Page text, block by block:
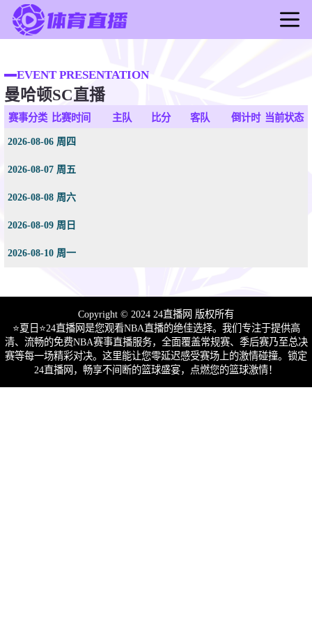
足球直播
篮球直播
足球录像
篮球新闻
EVENT PRESENTATION
曼哈顿SC直播
赛事分类 比赛时间 主队 比分 客队 倒计时 当前状态
2026-08-06 周四
2026-08-07 周五
2026-08-08 周六
2026-08-09 周日
2026-08-10 周一
Copyright © 2024 24直播网 版权所有
⭐️夏日⭐24直播网是您观看NBA直播的绝佳选择。我们专注于提供高
清、流畅的免费NBA赛事直播服务，全面覆盖常规赛、季后赛乃至总决
赛等每一场精彩对决。这里能让您零延迟感受赛场上的激情碰撞。锁定
24直播网，畅享不间断的篮球盛宴，点燃您的篮球激情！